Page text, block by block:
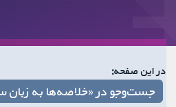
در این صفحه:
جست‌وجو در «خلاصه‌ها به زبان